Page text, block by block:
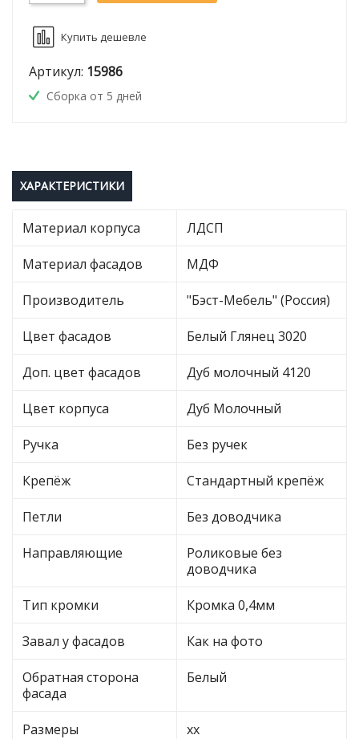
Купить дешевле
Артикул: 15986
Сборка от 5 дней
ХАРАКТЕРИСТИКИ
Материал корпуса ЛДСП
Материал фасадов МДФ
Производитель "Бэст-Мебель" (Россия)
Цвет фасадов Белый Глянец 3020
Доп. цвет фасадов Дуб молочный 4120
Цвет корпуса Дуб Молочный
Ручка Без ручек
Крепёж Стандартный крепёж
Петли Без доводчика
Направляющие
Роликовые без
доводчика
Тип кромки Кромка 0,4мм
Завал у фасадов Как на фото
Обратная сторона
фасада
Белый
Размеры хх